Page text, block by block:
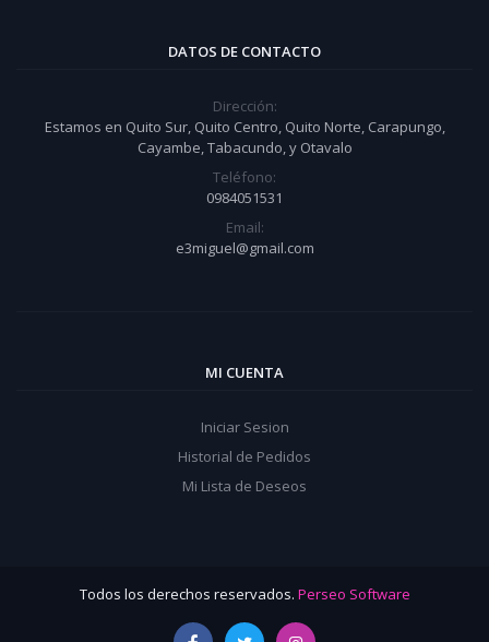
DATOS DE CONTACTO
Dirección:
Estamos en Quito Sur, Quito Centro, Quito Norte, Carapungo,
Cayambe, Tabacundo, y Otavalo
Teléfono:
0984051531
Email:
e3miguel@gmail.com
MI CUENTA
Iniciar Sesion
Historial de Pedidos
Mi Lista de Deseos
Todos los derechos reservados. Perseo Software